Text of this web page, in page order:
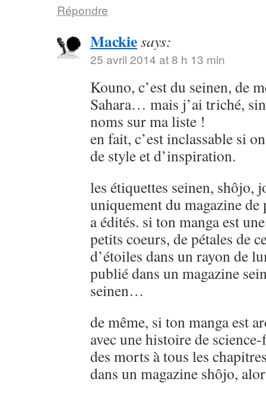
Répondre
Mackiesays:
25 avril 2014 at 8 h 13 min
Kouno, c’est du seinen, de
Sahara… mais j’ai triché,
noms sur ma liste !
en fait, c’est inclassable si
de style et d’inspiration.
les étiquettes seinen, shôjo,
uniquement du magazine
a édités. si ton manga est
petits coeurs, de pétales de
d’étoiles dans un rayon de
publié dans un magazine
seinen…
de même, si ton manga est
avec une histoire de
des morts à tous les
dans un magazine shôjo,